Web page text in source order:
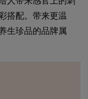
搭配。带来更温
生珍品的品牌属